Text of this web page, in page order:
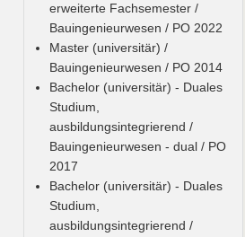
erweiterte Fachsemester /
Bauingenieurwesen / PO 2022
Master (universitär) /
Bauingenieurwesen / PO 2014
Bachelor (universitär) - Duales
Studium,
ausbildungsintegrierend /
Bauingenieurwesen - dual / PO
2017
Bachelor (universitär) - Duales
Studium,
ausbildungsintegrierend /